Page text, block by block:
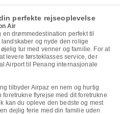
perfekte rejseoplevelse
Air
drømmedestination perfekt til
og nyde den rolige
tur med venner og familie. For at
levere førsteklasses service, der
Airport til Penang internasjonale
tilbyder Airpaz en nem og hurtig
flyrejse med dit foretrukne
kan du opleve den bedste og mest
dejlig ferie med din familie uden